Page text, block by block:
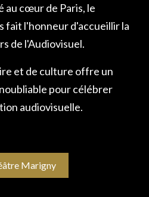
au cœur de Paris, le
fait l'honneur d'accueillir la
de l'Audiovisuel.
et de culture offre un
pour célébrer
audiovisuelle.
Marigny